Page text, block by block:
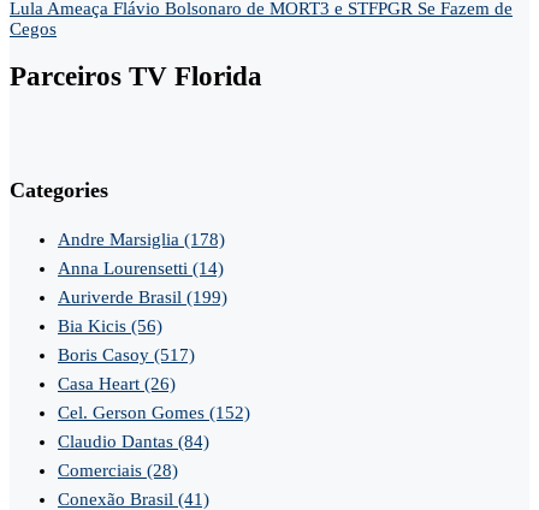
Lula Ameaça Flávio Bolsonaro de MORT3 e STFPGR Se Fazem de
Cegos
Parceiros TV Florida
Categories
Andre Marsiglia (178)
Anna Lourensetti (14)
Auriverde Brasil (199)
Bia Kicis (56)
Boris Casoy (517)
Casa Heart (26)
Cel. Gerson Gomes (152)
Claudio Dantas (84)
Comerciais (28)
Conexão Brasil (41)